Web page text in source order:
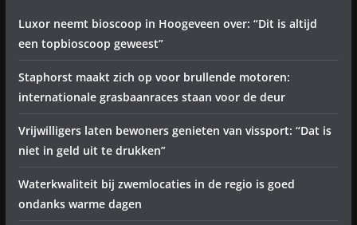
Luxor neemt bioscoop in Hoogeveen over: “Dit is altijd
een topbioscoop geweest”
Staphorst maakt zich op voor brullende motoren:
internationale grasbaanraces staan voor de deur
Vrijwilligers laten bewoners genieten van vissport: “Dat is
niet in geld uit te drukken”
Waterkwaliteit bij zwemlocaties in de regio is goed
ondanks warme dagen